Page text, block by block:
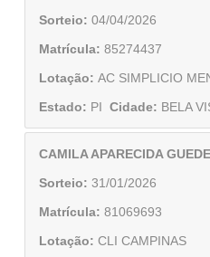
Sorteio: 04/04/2026
Matrícula: 85274437
Lotação: AC SIMPLICIO
Estado: PI Cidade: BELA
CAMILA APARECIDA
Sorteio: 31/01/2026
Matrícula: 81069693
Lotação: CLI CAMPINAS